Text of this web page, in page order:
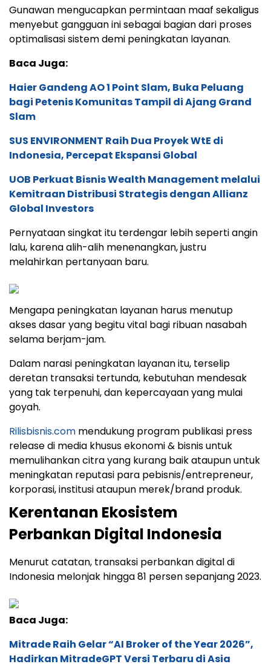
Gunawan mengucapkan permintaan maaf sekaligus
menyebut gangguan ini sebagai bagian dari proses
optimalisasi sistem demi peningkatan layanan.
Baca Juga:
Haier Gandeng AO 1 Point Slam, Buka Peluang
bagi Petenis Komunitas Tampil di Ajang Grand
Slam
SUS ENVIRONMENT Raih Dua Proyek WtE di
Indonesia, Percepat Ekspansi Global
UOB Perkuat Bisnis Wealth Management melalui
Kemitraan Distribusi Strategis dengan Allianz
Global Investors
Pernyataan singkat itu terdengar lebih seperti angin
lalu, karena alih-alih menenangkan, justru
melahirkan pertanyaan baru.
Mengapa peningkatan layanan harus menutup
akses dasar yang begitu vital bagi ribuan nasabah
selama berjam-jam.
Dalam narasi peningkatan layanan itu, terselip
deretan transaksi tertunda, kebutuhan mendesak
yang tak terpenuhi, dan kepercayaan yang mulai
goyah.
Rilisbisnis.com mendukung program publikasi press
release di media khusus ekonomi & bisnis untuk
memulihankan citra yang kurang baik ataupun untuk
meningkatan reputasi para pebisnis/entrepreneur,
korporasi, institusi ataupun merek/brand produk.
Kerentanan Ekosistem
Perbankan Digital Indonesia
Menurut catatan, transaksi perbankan digital di
Indonesia melonjak hingga 81 persen sepanjang 2023.
Baca Juga:
Mitrade Raih Gelar “AI Broker of the Year 2026”,
Hadirkan MitradeGPT Versi Terbaru di Asia